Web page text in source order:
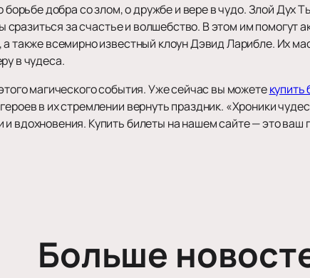
борьбе добра со злом, о дружбе и вере в чудо. Злой
сразиться за счастье и волшебство. В этом им помогут
также всемирно известный клоун Дэвид Ларибле. Их
в чудеса.
магического события. Уже сейчас вы можете
в их стремлении вернуть праздник. «Хроники
вдохновения. Купить билеты на нашем сайте — это ваш
Больше